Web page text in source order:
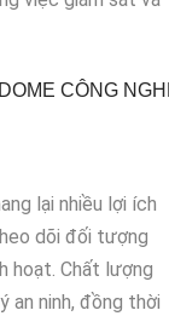
CÔNG
lại nhiều lợi ích
dõi đối tượng
hoạt. Chất lượng
an ninh, đồng thời